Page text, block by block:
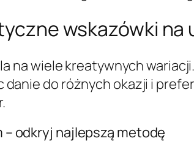
wskazówki na
na wiele kreatywnych
do różnych okazji i
– odkryj najlepszą metodę